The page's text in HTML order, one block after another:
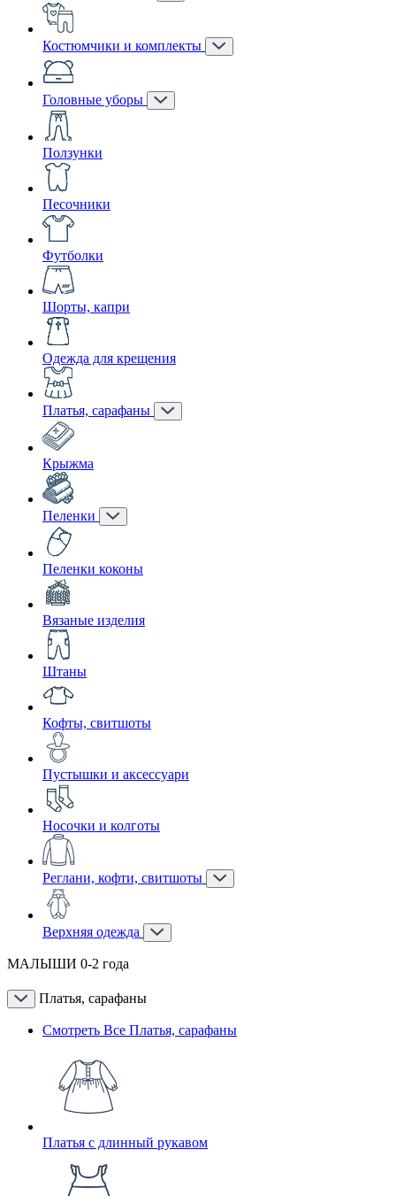
Костюмчики и комплекты
Головные уборы
Ползунки
Песочники
Футболки
Шорты, капри
Одежда для крещения
Платья, сарафаны
Крыжма
Пеленки
Пеленки коконы
Вязаные изделия
Штаны
Кофты, свитшоты
Пустышки и аксессуари
Носочки и колготы
Реглани, кофти, свитшоты
Верхняя одежда
МАЛЫШИ 0-2 года
Платья, сарафаны
Смотреть Все Платья, сарафаны
Платья с длинный рукавом